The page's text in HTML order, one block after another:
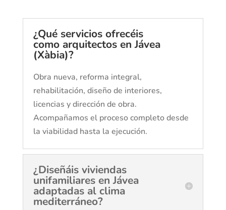
¿Qué servicios ofrecéis
como arquitectos en Jávea
(Xàbia)?
Obra nueva, reforma integral,
rehabilitación, diseño de interiores,
licencias y dirección de obra.
Acompañamos el proceso completo desde
la viabilidad hasta la ejecución.
¿Diseñáis viviendas
unifamiliares en Jávea
adaptadas al clima
mediterráneo?